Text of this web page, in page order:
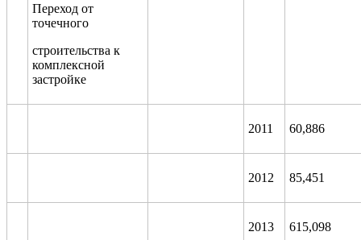
Переход от
точечного
строительства к
комплексной
застройке
2011 60,886
2012 85,451
2013 615,098